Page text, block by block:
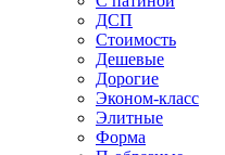
ДСП
Стоимость
Дешевые
Дорогие
Эконом-класс
Элитные
Форма